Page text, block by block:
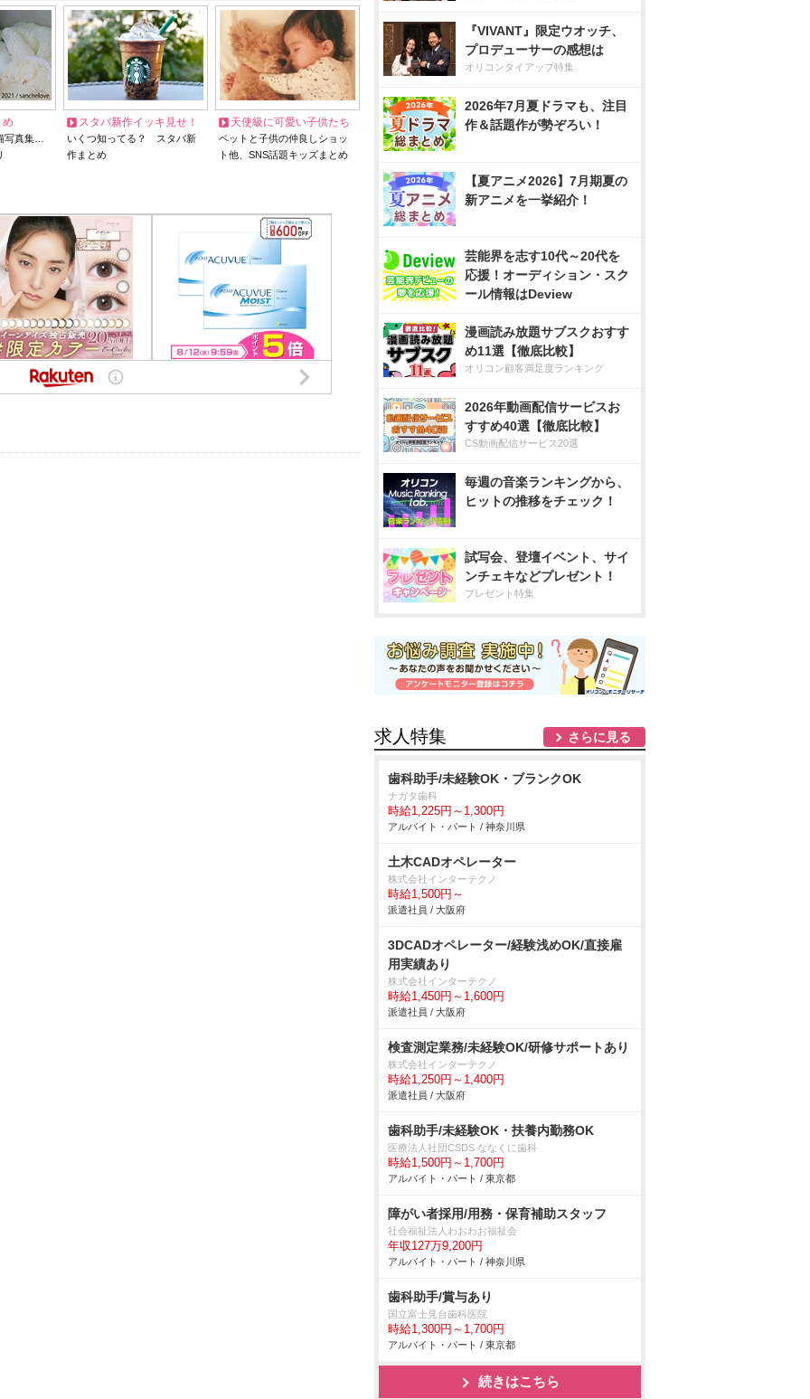
め
写真集…
スタバ新作イッキ見せ！
いくつ知ってる？ スタバ新
作まとめ
天使級に可愛い子供たち
ペットと子供の仲良しショッ
ト他、SNS話題キッズまとめ
『VIVANT』限定ウオッチ、
プロデューサーの感想は
オリコンタイアップ特集
2026年7月夏ドラマも、注目
作＆話題作が勢ぞろい！
【夏アニメ2026】7月期夏の
新アニメを一挙紹介！
芸能界を志す10代～20代を
応援！オーディション・スク
ール情報はDeview
漫画読み放題サブスクおすす
め11選【徹底比較】
オリコン顧客満足度ランキング
2026年動画配信サービスお
すすめ40選【徹底比較】
CS動画配信サービス20選
毎週の音楽ランキングから、
ヒットの推移をチェック！
試写会、登壇イベント、サイ
ンチェキなどプレゼント！
プレゼント特集
求人特集 さらに見る
歯科助手/未経験OK・ブランクOK
ナガタ歯科
時給1,225円～1,300円
アルバイト・パート / 神奈川県
土木CADオペレーター
株式会社インターテクノ
時給1,500円～
派遣社員 / 大阪府
3DCADオペレーター/経験浅めOK/直接雇
用実績あり
株式会社インターテクノ
時給1,450円～1,600円
派遣社員 / 大阪府
検査測定業務/未経験OK/研修サポートあり
株式会社インターテクノ
時給1,250円～1,400円
派遣社員 / 大阪府
歯科助手/未経験OK・扶養内勤務OK
医療法人社団CSDS ななくに歯科
時給1,500円～1,700円
アルバイト・パート / 東京都
障がい者採用/用務・保育補助スタッフ
社会福祉法人わおわお福祉会
年収127万9,200円
アルバイト・パート / 神奈川県
歯科助手/賞与あり
国立富士見台歯科医院
時給1,300円～1,700円
アルバイト・パート / 東京都
続きはこちら